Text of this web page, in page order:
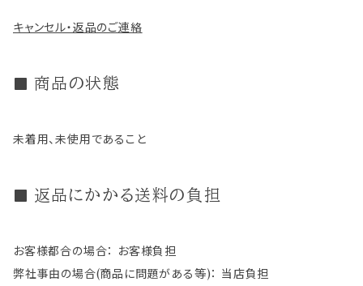
キャンセル・返品のご連絡
商品の状態
未着用、未使用であること
返品にかかる送料の負担
お客様都合の場合： お客様負担
弊社事由の場合(商品に問題がある等)： 当店負担